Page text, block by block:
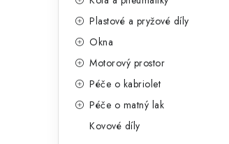
Plastové a pryžové díly
Okna
Motorový prostor
Péče o kabriolet
Péče o matný lak
Kovové díly